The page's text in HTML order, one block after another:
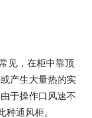
见，在柜中靠顶
产生大量热的实
于操作口风速不
通风柜。